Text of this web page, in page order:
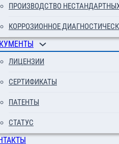
ПРОИЗВОДСТВО
КОРРОЗИОННОЕ
ЛИЦЕНЗИИ
СЕРТИФИКАТЫ
ПАТЕНТЫ
СТАТУС